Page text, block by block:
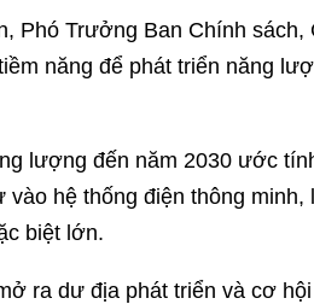
Phó Trưởng Ban Chính
năng để phát triển năng
lượng đến năm 2030 ước
hệ thống điện thông
biệt lớn.
ra dư địa phát triển và cơ